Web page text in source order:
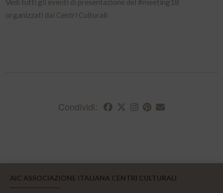
Vedi tutti gli eventi di presentazione del #meeting18
organizzati dai Centri Culturali
Condividi:
AIC ASSOCIAZIONE ITALIANA CENTRI CULTURALI